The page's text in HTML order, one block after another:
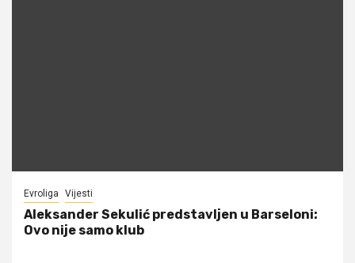
Evroliga Vijesti
Aleksander Sekulić predstavljen u Barseloni:
Ovo nije samo klub